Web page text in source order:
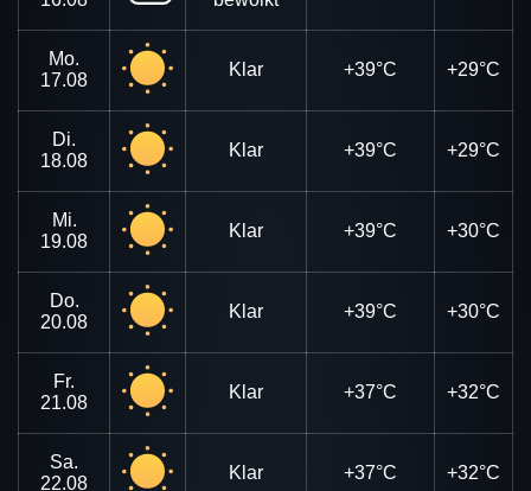
Mo.
17.08
Klar +39°C +29°C
Di.
18.08
Klar +39°C +29°C
Mi.
19.08
Klar +39°C +30°C
Do.
20.08
Klar +39°C +30°C
Fr.
21.08
Klar +37°C +32°C
Sa.
22.08
Klar +37°C +32°C